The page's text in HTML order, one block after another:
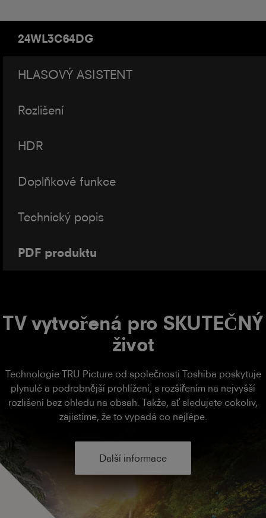
24WL3C64DG
HLASOVÝ ASISTENT
Rozlišení
HDR
Doplňkové funkce
Technický popis
PDF produktu
TV vytvořená pro SKUTEČNÝ
život
Technologie TRU Picture od společnosti Toshiba poskytuje
plynulé a podrobnější prohlížení, s rozšířením na nejvyšší
rozlišení bez ohledu na obsah. Takže, ať sledujete cokoliv,
zajistíme, že to vypadá co nejlépe.
Další informace